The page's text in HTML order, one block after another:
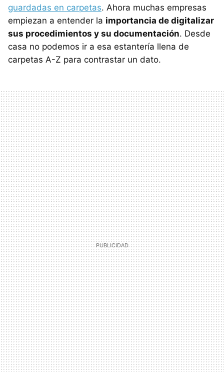
guardadas en carpetas. Ahora muchas empresas
empiezan a entender la importancia de digitalizar
sus procedimientos y su documentación. Desde
casa no podemos ir a esa estantería llena de
carpetas A-Z para contrastar un dato.